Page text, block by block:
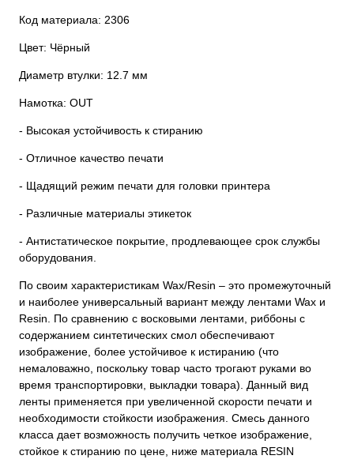
Код материала: 2306
Цвет: Чёрный
Диаметр втулки: 12.7 мм
Намотка: OUT
- Высокая устойчивость к стиранию
- Отличное качество печати
- Щадящий режим печати для головки принтера
- Различные материалы этикеток
- Антистатическое покрытие, продлевающее срок службы
оборудования.
По своим характеристикам Wax/Resin – это промежуточный
и наиболее универсальный вариант между лентами Wax и
Resin. По сравнению с восковыми лентами, риббоны с
содержанием синтетических смол обеспечивают
изображение, более устойчивое к истиранию (что
немаловажно, поскольку товар часто трогают руками во
время транспортировки, выкладки товара). Данный вид
ленты применяется при увеличенной скорости печати и
необходимости стойкости изображения. Смесь данного
класса дает возможность получить четкое изображение,
стойкое к стиранию по цене, ниже материала RESIN